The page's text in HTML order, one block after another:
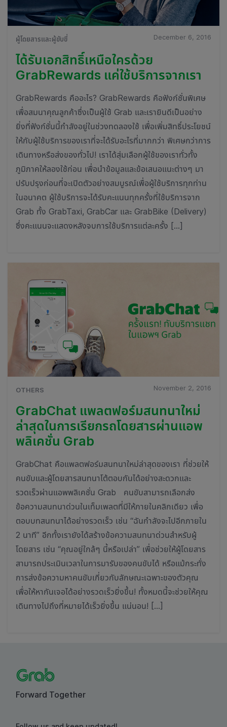
ผู้โดยสารและผู้ขับขี่ December 6, 2016
ได้รับเอกสิทธิ์เหนือใครด้วย
GrabRewards แค่ใช้บริการจากเรา
GrabRewards คืออะไร? GrabRewards คือฟังก์ชั่นพิเศษ
เพื่อสมนาคุณลูกค้าซึ่งเป็นผู้ใช้ Grab และเรายินดีเป็นอย่าง
ยิ่งที่ฟังก์ชั่นนี้กำลังอยู่ในช่วงทดลองใช้ เพื่อเพิ่มสิทธิ์ประโยชน์
ให้กับผู้ใช้บริการของเราที่จะได้รับอะไรที่มากกว่า พิเศษกว่าการ
เดินทางหรือส่งของทั่วไป! เราได้สุ่มเลือกผู้ใช้ของเราทั่วทั้ง
ภูมิภาคให้ลองใช้ก่อน เพื่อนำข้อมูลและข้อเสนอแนะต่างๆ มา
ปรับปรุงก่อนที่จะเปิดตัวอย่างสมบูรณ์เพื่อผู้ใช้บริการทุกท่าน
ในอนาคต ผู้ใช้บริการจะได้รับคะแนนทุกครั้งที่ใช้บริการจาก
Grab ทั้ง GrabTaxi, GrabCar และ GrabBike (Delivery)
ซึ่งคะแนนจะแสดงหลังจบการใช้บริการแต่ละครั้ง […]
OTHERS November 2, 2016
GrabChat แพลตฟอร์มสนทนาใหม่
ล่าสุดในการเรียกรถโดยสารผ่านแอพ
พลิเคชั่น Grab
GrabChat คือแพลตฟอร์มสนทนาใหม่ล่าสุดของเรา ที่ช่วยให้
คนขับและผู้โดยสารสนทนาโต้ตอบกันได้อย่างสะดวกและ
รวดเร็วผ่านแอพพลิเคชั่น Grab คนขับสามารถเลือกส่ง
ข้อความสนทนาด่วนในเท็มเพลตที่มีให้ภายในคลิกเดียว เพื่อ
ตอบบทสนทนาได้อย่างรวดเร็ว เช่น “ฉันกำลังจะไปอีกภายใน
2 นาที” อีกทั้งเรายังได้สร้างข้อความสนทนาด่วนสำหรับผู้
โดยสาร เช่น “คุณอยู่ใกล้ๆ นี้หรือเปล่า” เพื่อช่วยให้ผู้โดยสาร
สามารถประเมินเวลาในการมารับของคนขับได้ หรือแม้กระทั่ง
การส่งข้อความหาคนขับเกี่ยวกับลักษณะเฉพาะของตัวคุณ
เพื่อให้หากันเจอได้อย่างรวดเร็วยิ่งขึ้น! ทั้งหมดนี้จะช่วยให้คุณ
เดินทางไปถึงที่หมายได้เร็วยิ่งขึ้น แน่นอน! […]
Forward Together